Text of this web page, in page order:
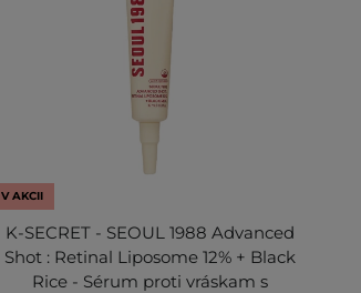
V AKCII
K-SECRET - SEOUL 1988 Advanced
Shot : Retinal Liposome 12% + Black
Rice - Sérum proti vráskam s